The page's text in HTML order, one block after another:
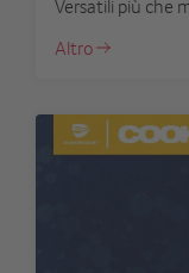
Versatili più che
Altro